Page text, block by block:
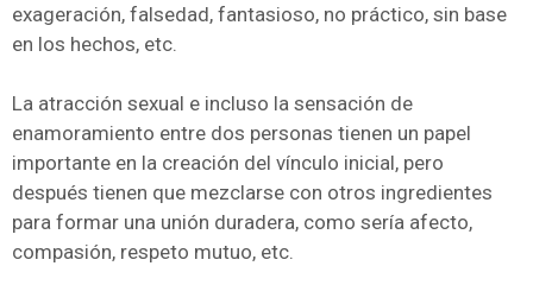
exageración, falsedad, fantasioso, no práctico, sin base
en los hechos, etc.
La atracción sexual e incluso la sensación de
enamoramiento entre dos personas tienen un papel
importante en la creación del vínculo inicial, pero
después tienen que mezclarse con otros ingredientes
para formar una unión duradera, como sería afecto,
compasión, respeto mutuo, etc.